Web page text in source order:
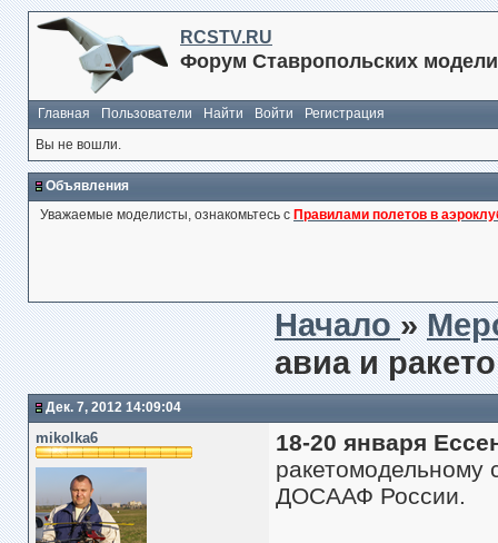
RCSTV.RU
Форум Ставропольских
Главная Пользователи Найти Войти
Регистрация
Вы не вошли.
Объявления
Уважаемые моделисты, ознакомьтесь с Правилами полетов в
Начало»
авиа и
Дек. 7, 2012 14:09:04
mikolka6
18-20 января
ДОСААФ России.